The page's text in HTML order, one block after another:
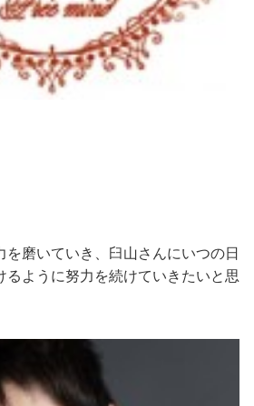
を磨いていき、臼山さんにいつの日
るように努力を続けていきたいと思